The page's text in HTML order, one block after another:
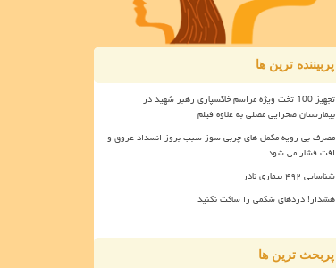
پربیننده ترین ها
تجهیز 100 تخت ویژه مراسم خاکسپاری رهبر شهید در
بیمارستان صحرایی مصلی به علاوه فیلم
مصرف بی رویه مکمل های چربی سوز سبب بروز انسداد عروق و
افت فشار می شود
شناسایی ۴۹۲ بیماری نادر
هشدار! دردهای شکمی را ساکت نکنید
پربحث ترین ها